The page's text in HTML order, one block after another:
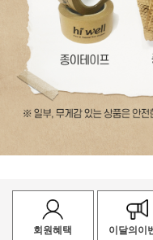
회원혜택 이달의이